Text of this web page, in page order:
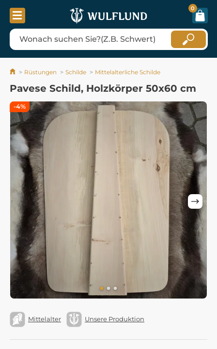
0
Rüstungen Schilde Mittelalterliche Schilde
Pavese Schild, Holzkörper 50x60 cm
Mittelalter Unsere Produktion
-4%